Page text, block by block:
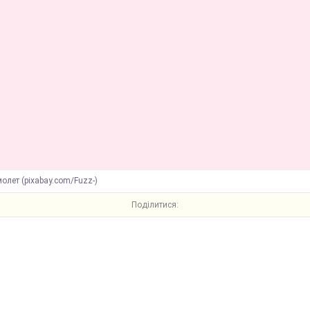
(pixabay.com/Fuzz-)
Поділитися: